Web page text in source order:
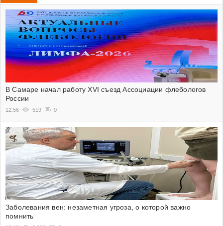
В Самаре начал работу XVI съезд Ассоциации флебологов
России
12:56 519 0
Заболевания вен: незаметная угроза, о которой важно
помнить